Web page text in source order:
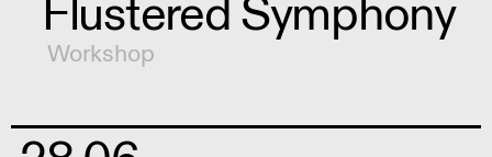
Flustered Symphony
Workshop